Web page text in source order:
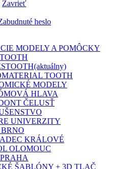
Zavrieť
heslo
MODELY A POMÔCKY
(aktuálny)
TOOTH
MODELY
HLAVA
ČELUSŤ
UNIVERZITY
KRÁLOVÉ
OLOMOUC
ŠABLÓNY + 3D TLAČ